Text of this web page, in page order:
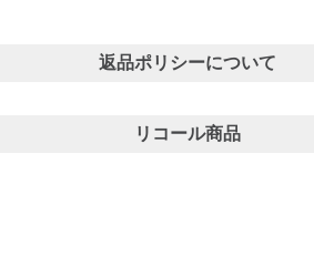
返品ポリシーについて
リコール商品